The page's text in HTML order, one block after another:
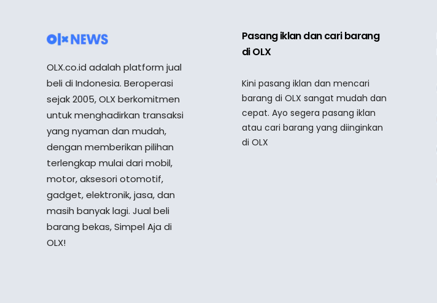
OLX.co.id adalah platform jual
beli di Indonesia. Beroperasi
sejak 2005, OLX berkomitmen
untuk menghadirkan transaksi
yang nyaman dan mudah,
dengan memberikan pilihan
terlengkap mulai dari mobil,
motor, aksesori otomotif,
gadget, elektronik, jasa, dan
masih banyak lagi. Jual beli
barang bekas, Simpel Aja di
OLX!
Pasang iklan dan cari barang
di OLX
Kini pasang iklan dan mencari
barang di OLX sangat mudah dan
cepat. Ayo segera pasang iklan
atau cari barang yang diinginkan
di OLX